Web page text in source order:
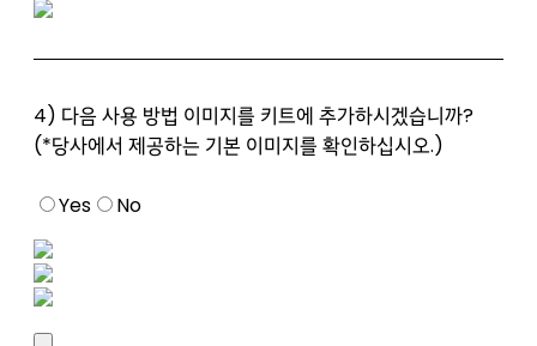
4) 다음 사용 방법 이미지를 키트에 추가하시겠습니까?
(*당사에서 제공하는 기본 이미지를 확인하십시오.)
Yes No